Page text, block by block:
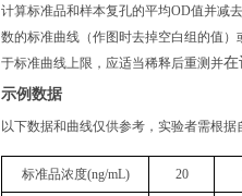
计算标准品和样本复孔的平均OD值并减
数的标准曲线（作图时去掉空白组的值
于标准曲线上限，应适当稀释后重测并在
示例数据
以下数据和曲线仅供参考，实验者需根据
标准品浓度(ng/mL) 20